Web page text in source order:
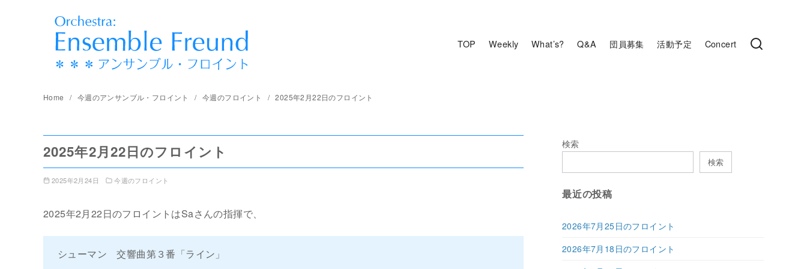
TOP Weekly What’s? Q&A 団員募集 活動予定 Concert
Home 今週のアンサンブル・フロイント 今週のフロイント 2025年2月22日のフロイント
2025年2月22日のフロイント
2025年2月24日 今週のフロイント
2025年2月22日のフロイントはSaさんの指揮で、
シューマン 交響曲第３番「ライン」
検索
検索
最近の投稿
2026年7月25日のフロイント
2026年7月18日のフロイント